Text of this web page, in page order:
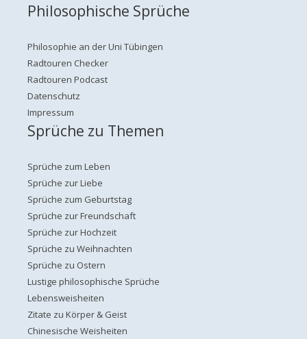
Philosophische Sprüche
Philosophie an der Uni Tübingen
Radtouren Checker
Radtouren Podcast
Datenschutz
Impressum
Sprüche zu Themen
Sprüche zum Leben
Sprüche zur Liebe
Sprüche zum Geburtstag
Sprüche zur Freundschaft
Sprüche zur Hochzeit
Sprüche zu Weihnachten
Sprüche zu Ostern
Lustige philosophische Sprüche
Lebensweisheiten
Zitate zu Körper & Geist
Chinesische Weisheiten